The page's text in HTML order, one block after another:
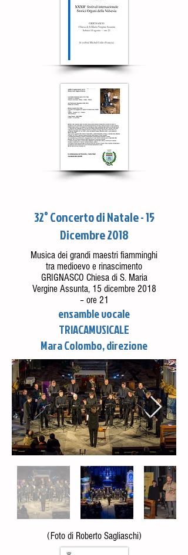
32° Concerto di Natale - 15
Dicembre 2018
Musica dei grandi maestri fiamminghi
tra medioevo e rinascimento
GRIGNASCO Chiesa di S. Maria
Vergine Assunta, 15 dicembre 2018
– ore 21
ensamble vocale
TRIACAMUSICALE
Mara Colombo, direzione
(Foto di Roberto Sagliaschi)